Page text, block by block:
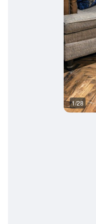
1/28